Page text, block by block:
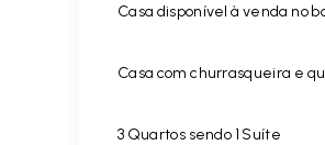
Casa disponível à venda no
Casa com churrasqueira e
3 Quartos sendo 1 Suíte